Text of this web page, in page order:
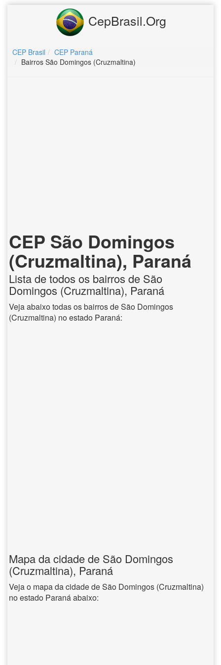
CepBrasil.Org
CEP Brasil
CEP Paraná
Bairros São Domingos (Cruzmaltina)
CEP São Domingos
(Cruzmaltina), Paraná
Lista de todos os bairros de São
Domingos (Cruzmaltina), Paraná
Veja abaixo todas os bairros de São Domingos
(Cruzmaltina) no estado Paraná:
Mapa da cidade de São Domingos
(Cruzmaltina), Paraná
Veja o mapa da cidade de São Domingos (Cruzmaltina)
no estado Paraná abaixo: